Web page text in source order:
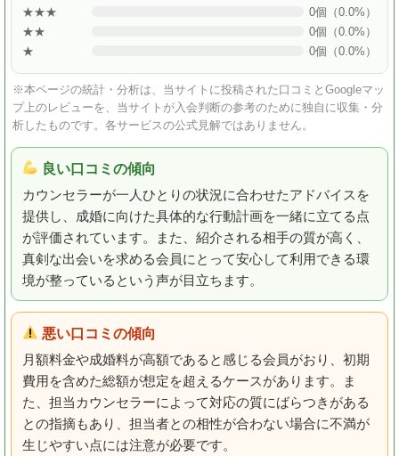
★★★
0個（0.0%）
★★
0個（0.0%）
★
0個（0.0%）
※本ページの統計・分析は、当サイトに投稿された口コミとGoogleマッ
プ上のレビューを、当サイトが入会判断の参考のために独自に収集・分
析したものです。各サービスの公式見解ではありません。
良い口コミの傾向
カウンセラーが一人ひとりの状況に合わせたアドバイスを
提供し、成婚に向けた具体的な行動計画を一緒に立てる点
が評価されています。また、紹介される相手の質が高く、
真剣な出会いを求める会員にとって安心して利用できる環
境が整っているという声が目立ちます。
悪い口コミの傾向
月額料金や成婚料が高額であると感じる会員がおり、初期
費用を含めた総額が想定を超えるケースがあります。ま
た、担当カウンセラーによって対応の質にばらつきがある
との指摘もあり、担当者との相性が合わない場合に不満が
生じやすい点には注意が必要です。